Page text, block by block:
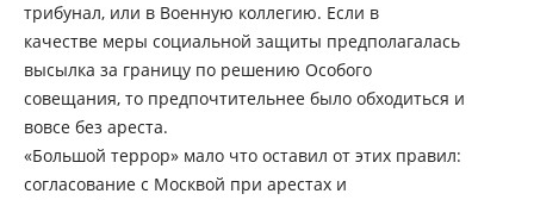
трибунал, или в Военную коллегию. Если в
качестве меры социальной защиты предполагалась
высылка за границу по решению Особого
совещания, то предпочтительнее было обходиться и
вовсе без ареста.
«Большой террор» мало что оставил от этих правил:
согласование с Москвой при арестах и